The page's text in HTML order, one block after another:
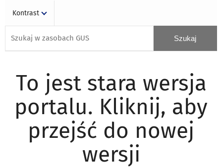
Kontrast
To jest stara wersja
portalu. Kliknij, aby
przejść do nowej
wersji